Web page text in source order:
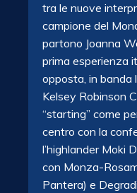
tra le nuove
campione del
partono Joanna
prima esperienza
opposta, in banda
Kelsey Robinson
“starting” come
centro con la
l’highlander Moki
con Monza-
Pantera) e